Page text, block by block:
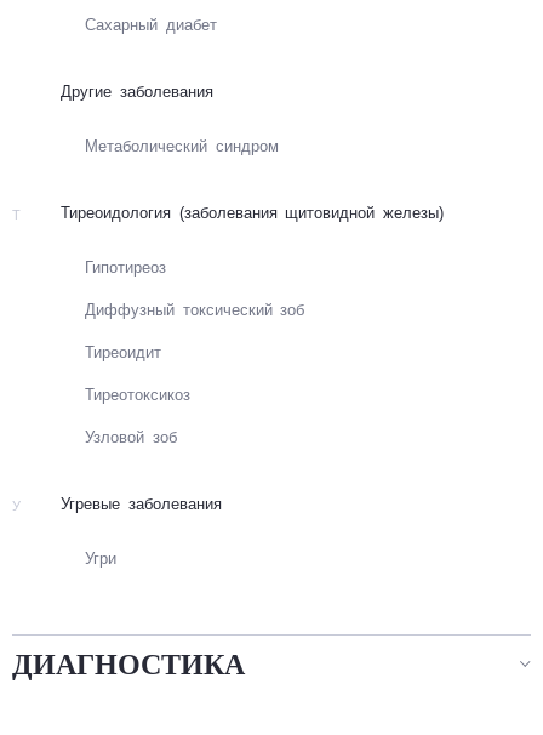
Са­хар­ный диа­бет
Другие заболевания
Ме­та­бо­ли­чес­кий синд­ром
Т Тиреоидология (заболевания щитовидной железы)
Ги­по­ти­ре­оз
Диф­фуз­ный ток­си­чес­кий зоб
Ти­ре­ои­дит
Ти­ре­о­то­кси­коз
Уз­ло­вой зоб
У Угревые заболевания
Угри
ДИАГНОСТИКА